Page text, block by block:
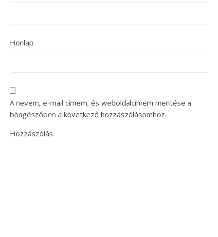
Honlap
A nevem, e-mail címem, és weboldalcímem mentése a
böngészőben a következő hozzászólásomhoz.
Hozzászólás